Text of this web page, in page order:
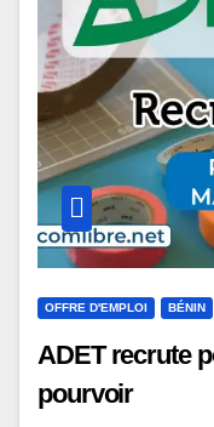
OFFRE D'EMPLOI BÉNIN
ADET recrute
pourvoir